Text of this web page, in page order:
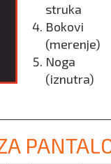
struka
Bokovi
(merenje)
Noga
(iznutra)